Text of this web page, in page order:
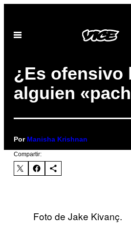
contenido
Abrir
¿Es ofensivo
alguien
Por Manisha Krishnan
Compartir:
Foto de Jake Kivanç.